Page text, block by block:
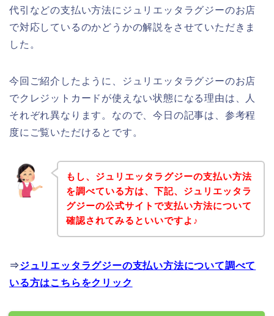
代引などの支払い方法にジュリエッタラグジーのお店
で対応しているのかどうかの解説をさせていただきま
した。
今回ご紹介したように、ジュリエッタラグジーのお店
でクレジットカードが使えない状態になる理由は、人
それぞれ異なります。なので、今日の記事は、参考程
度にご覧いただけるとです。
もし、ジュリエッタラグジーの支払い方法
を調べている方は、下記、ジュリエッタラ
グジーの公式サイトで支払い方法について
確認されてみるといいですよ♪
⇒ジュリエッタラグジーの支払い方法について調べて
いる方はこちらをクリック